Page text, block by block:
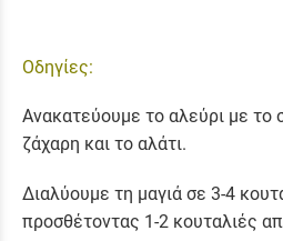
Οδηγίες:
Ανακατεύουμε το αλεύρι με το
ζάχαρη και το αλάτι.
Διαλύουμε τη μαγιά σε 3-4
προσθέτοντας 1-2 κουταλιές